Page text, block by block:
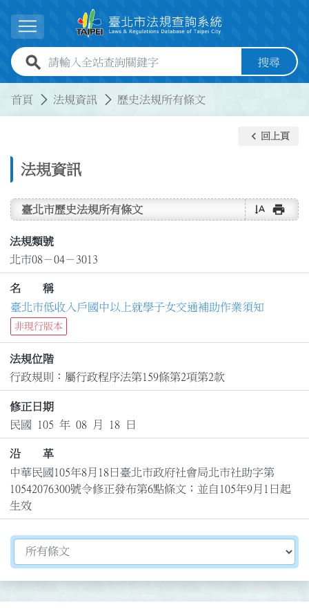
展開選單
全站查詢關鍵字欄位 搜尋
首頁 法規資訊 歷史法規所有條文
法規資訊
keyboard_arrow_left 回上頁
臺北市歷史法規所有條文 text_rotate_vertical print
法規類號
北市08－04－3013
名 稱
臺北市低收入戶國中以上就學子女交通補助作業須知
非現行版本
法規位階
行政規則：屬行政程序法第159條第2項第2款
修正日期
民國 105 年 08 月 18 日
沿 革
中華民國105年8月18日臺北市政府社會局北市社助字第
10542076300號令修正發布第6點條文；並自105年9月1日起
生效
切換選擇法規資訊內容